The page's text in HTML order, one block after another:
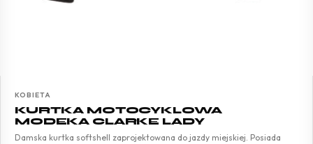
KOBIETA
KURTKA MOTOCYKLOWA
MODEKA CLARKE LADY
Damska kurtka softshell zaprojektowana do jazdy miejskiej. Posiada